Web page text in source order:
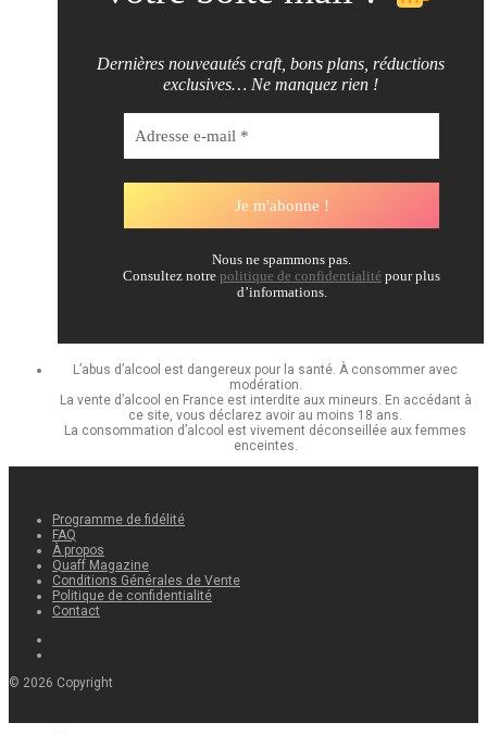
Dernières nouveautés craft, bons plans, réductions
exclusives… Ne manquez rien !
Nous ne spammons pas.
Consultez notre politique de confidentialité pour plus
d’informations.
L’abus d’alcool est dangereux pour la santé. À consommer avec
modération.
La vente d’alcool en France est interdite aux mineurs. En accédant à
ce site, vous déclarez avoir au moins 18 ans.
La consommation d’alcool est vivement déconseillée aux femmes
enceintes.
Programme de fidélité
FAQ
À propos
Quaff Magazine
Conditions Générales de Vente
Politique de confidentialité
Contact
© 2026 Copyright